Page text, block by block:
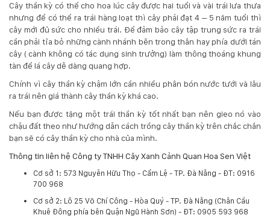
Cây thần kỳ có thể cho hoa lúc cây được hai tuổi và vài trái lưa thưa
nhưng để có thể ra trái hàng loạt thì cây phải đạt 4 – 5 năm tuổi thì
cây mới đủ sức cho nhiều trái. Để đảm bảo cây tập trung sức ra trái
cần phải tỉa bỏ những cành nhánh bên trong thân hay phía dưới tán
cây ( cành không có tác dụng sinh trưởng) làm thông thoáng khung
tàn để lá cây dễ dàng quang hợp.
Chính vì cây thần kỳ chậm lớn cần nhiều phân bón nước tưới và lâu
ra trái nên giá thành cây thần kỳ khá cao.
Nếu bạn được tặng một trái thần kỳ tốt nhất bạn nên gieo nó vào
chậu đất theo như hướng dẫn cách trồng cây thần kỳ trên chắc chắn
bạn sẽ có cây thần kỳ cho nhà của mình.
Thông tin liên hệ Công ty TNHH Cây Xanh Cảnh Quan Hoa Sen Việt
Cơ sở 1: 573 Nguyễn Hữu Thọ - Cẩm Lệ - TP. Đà Nẵng - ĐT: 0916
700 968
Cơ sở 2: Lô 25 Võ Chí Công - Hòa Quý - TP. Đà Nẵng (Chân Cầu
Khuê Đông phía bên Quận Ngũ Hành Sơn) - ĐT: 0905 593 968